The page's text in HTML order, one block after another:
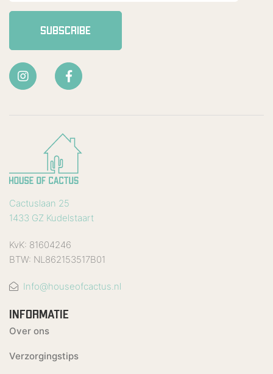
SUBSCRIBE
Cactuslaan 25
1433 GZ Kudelstaart
KvK: 81604246
BTW: NL862153517B01
Info@houseofcactus.nl
INFORMATIE
Over ons
Verzorgingstips